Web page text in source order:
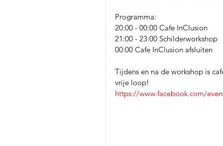
Programma:
20:00 - 00:00 Cafe InClusion
21:00 - 23:00 Schilderworkshop
00:00 Cafe InClusion afsluiten
Tijdens en na de workshop is
vrije loop!
https://www.facebook.com/